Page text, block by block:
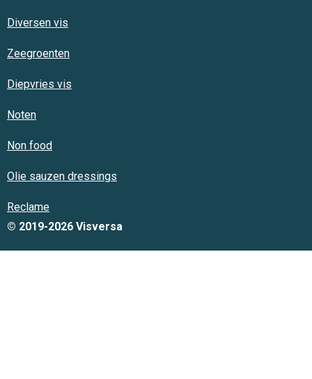
Diversen vis
Zeegroenten
Diepvries vis
Noten
Non food
Olie sauzen dressings
Reclame
© 2019-2026 Visversa